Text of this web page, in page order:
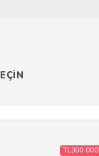
TL300 000